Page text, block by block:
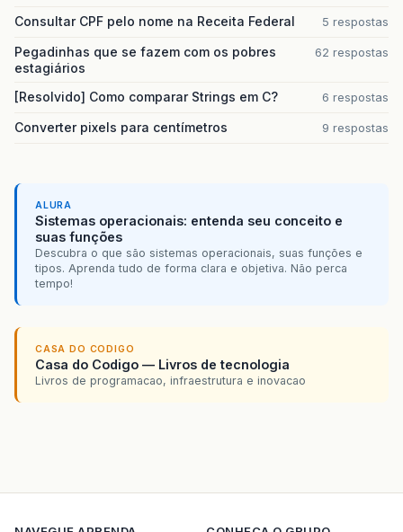
Consultar CPF pelo nome na Receita Federal 5 respostas
Pegadinhas que se fazem com os pobres
estagiários
62 respostas
[Resolvido] Como comparar Strings em C? 6 respostas
Converter pixels para centímetros 9 respostas
ALURA
Sistemas operacionais: entenda seu conceito e
suas funções
Descubra o que são sistemas operacionais, suas funções e
tipos. Aprenda tudo de forma clara e objetiva. Não perca
tempo!
CASA DO CODIGO
Casa do Codigo — Livros de tecnologia
Livros de programacao, infraestrutura e inovacao